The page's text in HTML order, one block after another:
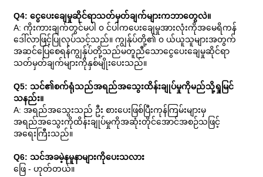
Q4: ငွေပေးချေမှုဆိုင်ရာသတ်မှတ်ချက်များကဘာတွေလဲ။
A: ကိုးကားချက်တွင်မပါ ၀ င်ပါကပေးချေမှုအားလုံးကိုအမေရိကန်
ဒေါ်လာဖြင့်ပြုလုပ်သင့်သည်။ ကျွန်ုပ်တို့၏ ၀ ယ်ယူသူများအတွက်
အဆင်ပြေစေရန်ကျွန်ုပ်တို့သည်မတူညီသောငွေပေးချေမှုဆိုင်ရာ
သတ်မှတ်ချက်များကိုနှစ်မျိုးပေးသည်။
Q5: သင်၏စက်ရုံသည်အရည်အသွေးထိန်းချုပ်မှုကိုမည်သို့ရှုမြင်
သနည်း။
A: အရည်အသွေးသည် ဦး စားပေးဖြစ်ပြီးကုန်ကြမ်းများမှ
အရည်အသွေးကိုထိန်းချုပ်မှုကိုအဆုံးတိုင်အောင်အစဉ်သဖြင့်
အရေးကြီးသည်။
Q6: သင်အခမဲ့နမူနာများကိုပေးသလား
ဖြေ - ဟုတ်တယ်။